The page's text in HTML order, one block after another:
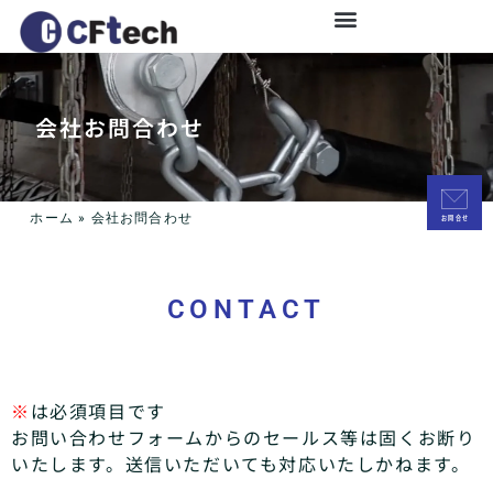
会社お問合わせ
ホーム » 会社お問合わせ
CONTACT
※ は必須項目です
お問い合わせフォームからのセールス等は固くお断り
いたします。送信いただいても対応いたしかねます。